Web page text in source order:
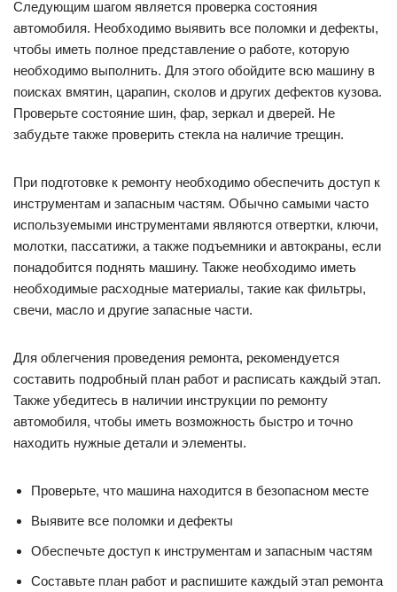
Следующим шагом является проверка состояния
автомобиля. Необходимо выявить все поломки и дефекты,
чтобы иметь полное представление о работе, которую
необходимо выполнить. Для этого обойдите всю машину в
поисках вмятин, царапин, сколов и других дефектов кузова.
Проверьте состояние шин, фар, зеркал и дверей. Не
забудьте также проверить стекла на наличие трещин.
При подготовке к ремонту необходимо обеспечить доступ к
инструментам и запасным частям. Обычно самыми часто
используемыми инструментами являются отвертки, ключи,
молотки, пассатижи, а также подъемники и автокраны, если
понадобится поднять машину. Также необходимо иметь
необходимые расходные материалы, такие как фильтры,
свечи, масло и другие запасные части.
Для облегчения проведения ремонта, рекомендуется
составить подробный план работ и расписать каждый этап.
Также убедитесь в наличии инструкции по ремонту
автомобиля, чтобы иметь возможность быстро и точно
находить нужные детали и элементы.
Проверьте, что машина находится в безопасном месте
Выявите все поломки и дефекты
Обеспечьте доступ к инструментам и запасным частям
Составьте план работ и распишите каждый этап ремонта